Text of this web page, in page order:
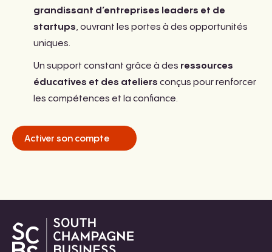
grandissant d’entreprises leaders et de
startups, ouvrant les portes à des opportunités
uniques.
Un support constant grâce à des ressources
éducatives et des ateliers conçus pour renforcer
les compétences et la confiance.
Activer son compte